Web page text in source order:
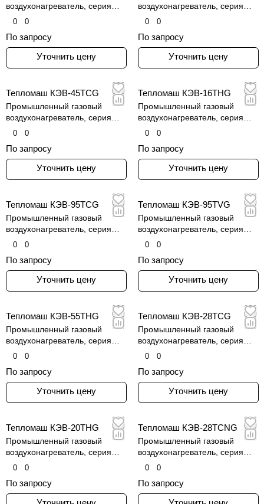
воздухонагреватель, серия
КЭВ-TCNG
0 0
По запросу
Уточнить цену
воздухонагреватель, серия
КЭВ-TCNG
0 0
По запросу
Уточнить цену
Тепломаш КЭВ-45TCG
Промышленный газовый
воздухонагреватель, серия
КЭВ-TCG
0 0
По запросу
Уточнить цену
Тепломаш КЭВ-16THG
Промышленный газовый
воздухонагреватель, серия
КЭВ-THG
0 0
По запросу
Уточнить цену
Тепломаш КЭВ-95TCG
Промышленный газовый
воздухонагреватель, серия
КЭВ-TCG
0 0
По запросу
Уточнить цену
Тепломаш КЭВ-95TVG
Промышленный газовый
воздухонагреватель, серия
КЭВ-TVG
0 0
По запросу
Уточнить цену
Тепломаш КЭВ-55THG
Промышленный газовый
воздухонагреватель, серия
КЭВ-THG
0 0
По запросу
Уточнить цену
Тепломаш КЭВ-28TCG
Промышленный газовый
воздухонагреватель, серия
КЭВ-TCG
0 0
По запросу
Уточнить цену
Тепломаш КЭВ-20THG
Промышленный газовый
воздухонагреватель, серия
КЭВ-THG
0 0
По запросу
Тепломаш КЭВ-28TCNG
Промышленный газовый
воздухонагреватель, серия
КЭВ-TCNG
0 0
По запросу